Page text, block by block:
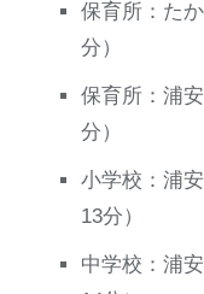
保育所：た
分）
保育所：浦
分）
小学校：浦
13分）
中学校：浦